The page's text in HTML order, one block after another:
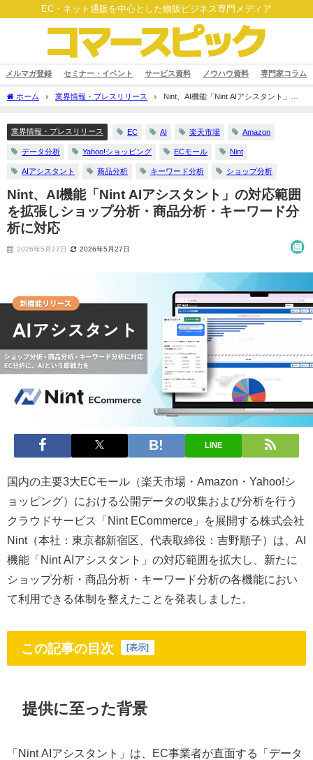
EC・ネット通販を中心とした物販ビジネス専門メディア
メルマガ登録 セミナー・イベント サービス資料 ノウハウ資料 専門家コラム
ホーム 業界情報・プレスリリース
Nint、AI機能「Nint AIアシスタント」の
業界情報・プレスリリース EC AI 楽天市場 Amazon
データ分析 Yahoo!ショッピング ECモール Nint
AIアシスタント 商品分析 キーワード分析 ショップ分析
Nint、AI機能「Nint AIアシスタント」の対応範囲
を拡張しショップ分析・商品分析・キーワード分
析に対応
2026年5月27日 2026年5月27日
LINE
国内の主要3大ECモール（楽天市場・Amazon・Yahoo!シ
ョッピング）における公開データの収集および分析を行う
クラウドサービス「Nint ECommerce」を展開する株式会社
Nint（本社：東京都新宿区、代表取締役：吉野順子）は、AI
機能「Nint AIアシスタント」の対応範囲を拡大し、新たに
ショップ分析・商品分析・キーワード分析の各機能におい
て利用できる体制を整えたことを発表しました。
この記事の目次 [表示]
提供に至った背景
「Nint AIアシスタント」は、EC事業者が直面する「データ